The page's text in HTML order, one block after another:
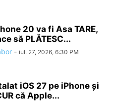
20 va fi Asa TARE,
să PLĂTESC...
- iul. 27, 2026, 6:30 PM
iOS 27 pe iPhone și
că Apple...